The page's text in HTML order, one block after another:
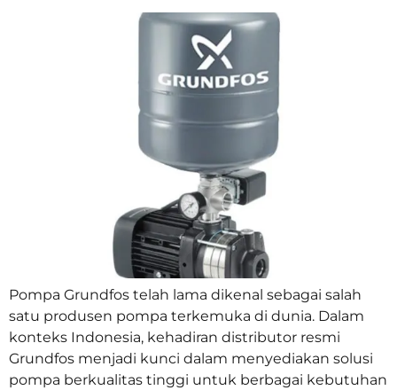
Pompa Grundfos telah lama dikenal sebagai salah
satu produsen pompa terkemuka di dunia. Dalam
konteks Indonesia, kehadiran distributor resmi
Grundfos menjadi kunci dalam menyediakan solusi
pompa berkualitas tinggi untuk berbagai kebutuhan